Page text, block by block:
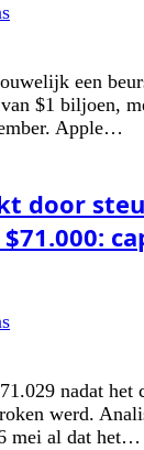
een
$1 biljoen,
Apple…
door
nadat het
werd.
mei al dat het…